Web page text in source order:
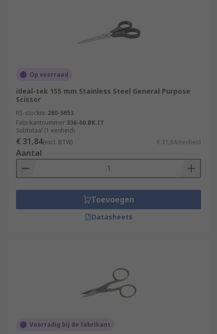
Op voorraad
ideal-tek 155 mm Stainless Steel General Purpose
Scissor
RS-stocknr. 280-5653
Fabrikantnummer 336-60.BK.IT
Subtotaal (1 eenheid)
€ 31,84(excl. BTW) € 31,84/eenheid
Aantal
Toevoegen
Datasheets
Voorradig bij de fabrikant